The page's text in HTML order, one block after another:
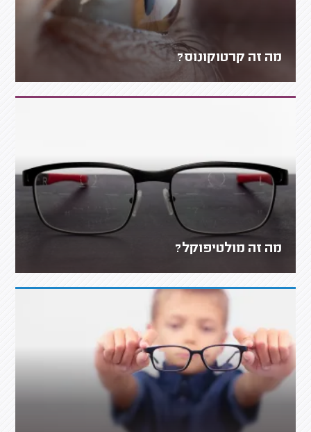
מה זה קרטוקונוס?
מה זה מולטיפוקל?